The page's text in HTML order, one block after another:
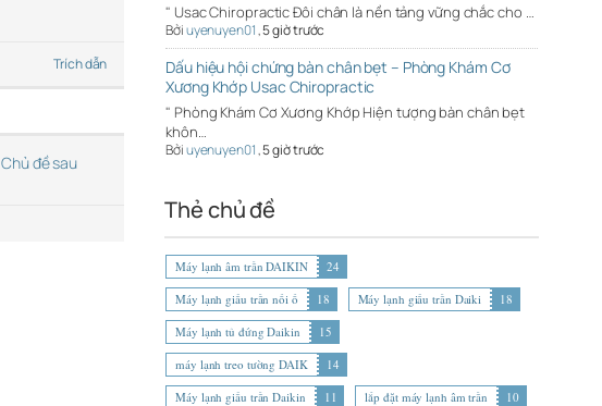
Trích dẫn
Chủ đề sau
" Usac Chiropractic Đôi chân là nền tảng vững chắc cho …
Bởiuyenuyen01,5 giờ trước
Dấu hiệu hội chứng bàn chân bẹt – Phòng Khám Cơ
Xương Khớp Usac Chiropractic
" Phòng Khám Cơ Xương Khớp Hiện tượng bàn chân bẹt
khôn…
Bởiuyenuyen01,5 giờ trước
Thẻ chủ đề
Máy lạnh âm trần DAIKIN
24
Máy lạnh giấu trần nối ố
18 Máy lạnh giấu trần Daiki
18
Máy lạnh tủ đứng Daikin
15
máy lạnh treo tường DAIK
14
Máy lạnh giấu trần Daikin
11 lắp đặt máy lạnh âm trần
10